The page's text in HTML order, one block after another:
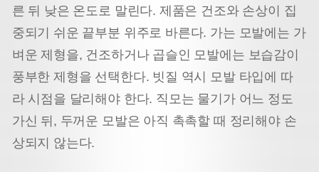
른 뒤 낮은 온도로 말린다. 제품은 건조와 손상이 집
중되기 쉬운 끝부분 위주로 바른다. 가는 모발에는 가
벼운 제형을, 건조하거나 곱슬인 모발에는 보습감이
풍부한 제형을 선택한다. 빗질 역시 모발 타입에 따
라 시점을 달리해야 한다. 직모는 물기가 어느 정도
가신 뒤, 두꺼운 모발은 아직 촉촉할 때 정리해야 손
상되지 않는다.